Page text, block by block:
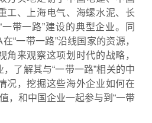
工、上海电气、海螺水泥、长
一带一路”建设的典型企业。同
在“一带一路”沿线国家的资源，
角来观察这项划时代的战略，
，了解其与“一带一路”相关的中
况，挖掘这些海外企业如何在
，和中国企业一起参与到 “一带